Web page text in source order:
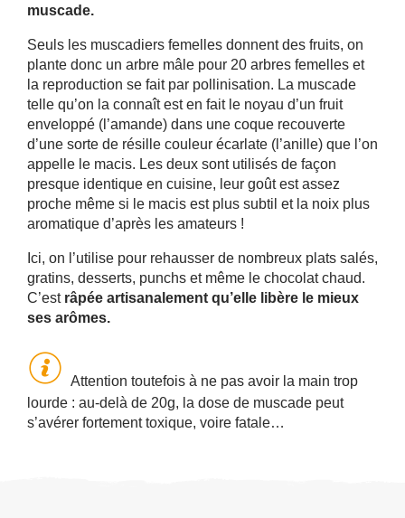
muscade.
Seuls les muscadiers femelles donnent des fruits, on
plante donc un arbre mâle pour 20 arbres femelles et
la reproduction se fait par pollinisation. La muscade
telle qu’on la connaît est en fait le noyau d’un fruit
enveloppé (l’amande) dans une coque recouverte
d’une sorte de résille couleur écarlate (l’anille) que l’on
appelle le macis. Les deux sont utilisés de façon
presque identique en cuisine, leur goût est assez
proche même si le macis est plus subtil et la noix plus
aromatique d’après les amateurs !
Ici, on l’utilise pour rehausser de nombreux plats salés,
gratins, desserts, punchs et même le chocolat chaud.
C’est râpée artisanalement qu’elle libère le mieux
ses arômes.
Attention toutefois à ne pas avoir la main trop
lourde : au-delà de 20g, la dose de muscade peut
s’avérer fortement toxique, voire fatale…